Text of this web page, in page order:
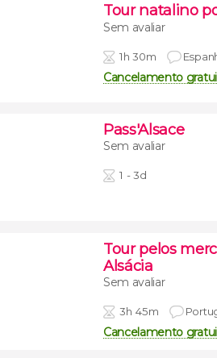
Tour natalino
Sem avaliar
1h 30m
Cancelamento
Pass'Alsace
Sem avaliar
1 - 3d
Tour pelos
Alsácia
Sem avaliar
3h 45m
Cancelamento